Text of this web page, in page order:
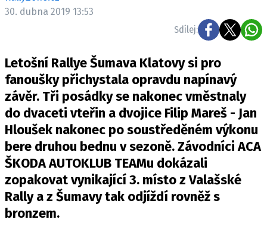
TESTY ELEKTROMOBILŮ
TRH S ELEKTROMOBILY
RALLY
OSTATNÍ
TISKOVKY
ROZHOVORY
DAKAR
Z DOMOVA
30. dubna 2019 13:53
Sdílej:
Letošní Rallye Šumava Klatovy si pro
fanoušky přichystala opravdu napínavý
závěr. Tři posádky se nakonec vměstnaly
do dvaceti vteřin a dvojice Filip Mareš - Jan
Hloušek nakonec po soustředěném výkonu
bere druhou bednu v sezoně. Závodníci ACA
ŠKODA AUTOKLUB TEAMu dokázali
zopakovat vynikající 3. místo z Valašské
Rally a z Šumavy tak odjíždí rovněž s
bronzem.